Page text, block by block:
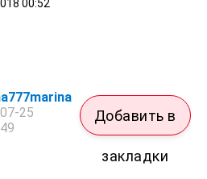
00:52
25
Добавить в
закладки